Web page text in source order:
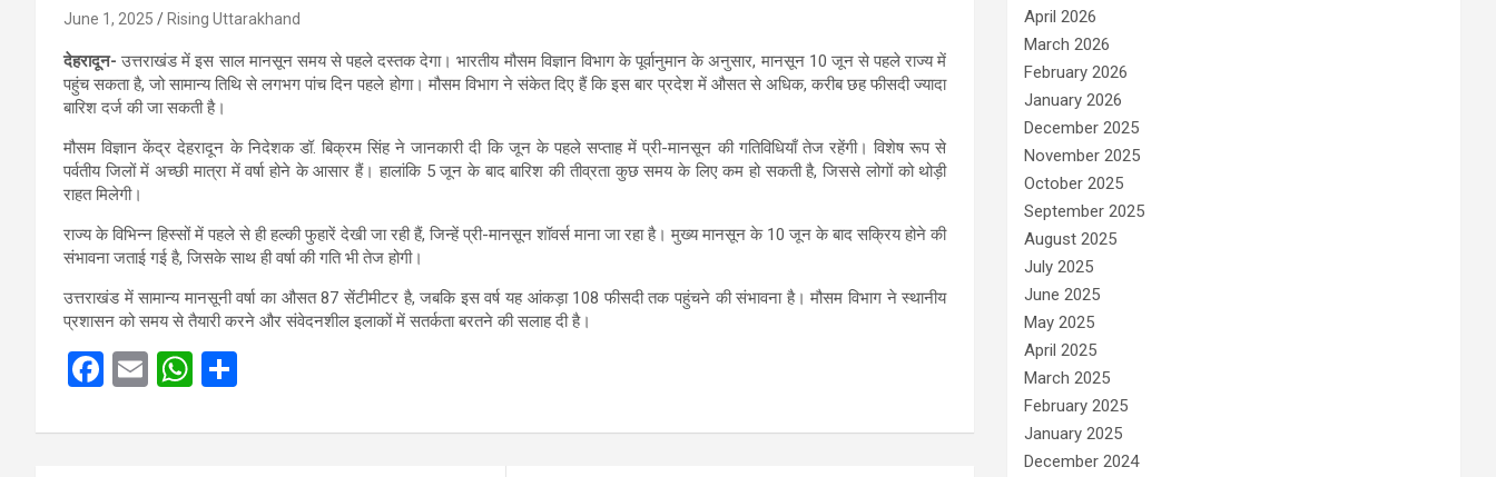
June 1, 2025 Rising Uttarakhand
देहरादून-उत्तराखंड में इस साल मानसून समय से पहले दस्तक देगा। भारतीय मौसम विज्ञान विभाग के पूर्वानुमान के अनुसार, मानसून 10 जून से पहले राज्य में
पहुंच सकता है, जो सामान्य तिथि से लगभग पांच दिन पहले होगा। मौसम विभाग ने संकेत दिए हैं कि इस बार प्रदेश में औसत से अधिक, करीब छह फीसदी ज्यादा
बारिश दर्ज की जा सकती है।
मौसम विज्ञान केंद्र देहरादून के निदेशक डॉ. बिक्रम सिंह ने जानकारी दी कि जून के पहले सप्ताह में प्री-मानसून की गतिविधियाँ तेज रहेंगी। विशेष रूप से
पर्वतीय जिलों में अच्छी मात्रा में वर्षा होने के आसार हैं। हालांकि 5 जून के बाद बारिश की तीव्रता कुछ समय के लिए कम हो सकती है, जिससे लोगों को थोड़ी
राहत मिलेगी।
राज्य के विभिन्न हिस्सों में पहले से ही हल्की फुहारें देखी जा रही हैं, जिन्हें प्री-मानसून शॉवर्स माना जा रहा है। मुख्य मानसून के 10 जून के बाद सक्रिय होने की
संभावना जताई गई है, जिसके साथ ही वर्षा की गति भी तेज होगी।
उत्तराखंड में सामान्य मानसूनी वर्षा का औसत 87 सेंटीमीटर है, जबकि इस वर्ष यह आंकड़ा 108 फीसदी तक पहुंचने की संभावना है। मौसम विभाग ने स्थानीय
प्रशासन को समय से तैयारी करने और संवेदनशील इलाकों में सतर्कता बरतने की सलाह दी है।
F
ce
E
ail
W
at ar
April 2026
March 2026
February 2026
January 2026
December 2025
November 2025
October 2025
September 2025
August 2025
July 2025
June 2025
May 2025
April 2025
March 2025
February 2025
January 2025
December 2024